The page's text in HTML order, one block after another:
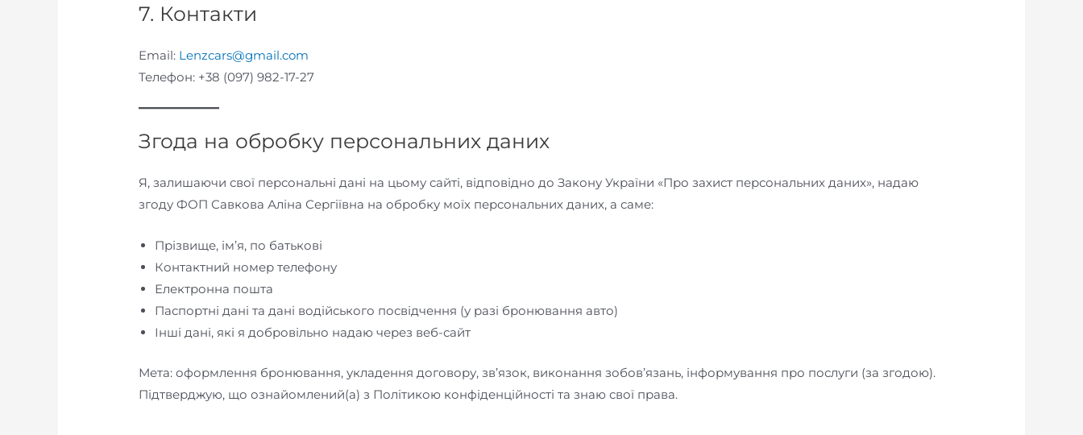
7. Контакти
Email: Lenzcars@gmail.com
Телефон: +38 (097) 982-17-27
Згода на обробку персональних даних
Я, залишаючи свої персональні дані на цьому сайті, відповідно до Закону України «Про захист персональних даних», надаю
згоду ФОП Савкова Аліна Сергіївна на обробку моїх персональних даних, а саме:
Прізвище, ім’я, по батькові
Контактний номер телефону
Електронна пошта
Паспортні дані та дані водійського посвідчення (у разі бронювання авто)
Інші дані, які я добровільно надаю через веб-сайт
Мета: оформлення бронювання, укладення договору, зв’язок, виконання зобов’язань, інформування про послуги (за згодою).
Підтверджую, що ознайомлений(а) з Політикою конфіденційності та знаю свої права.